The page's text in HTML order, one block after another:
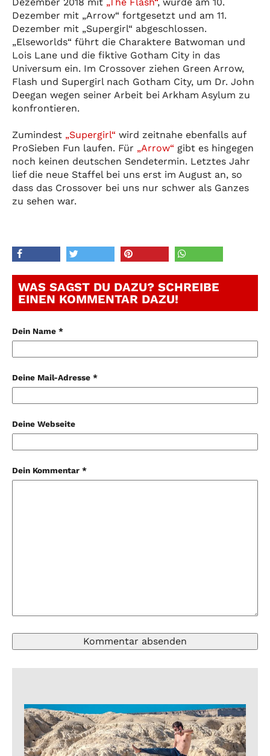
Dezember mit „Arrow“ fortgesetzt und am 11.
Dezember mit „Supergirl“ abgeschlossen.
„Elseworlds“ führt die Charaktere Batwoman und
Lois Lane und die fiktive Gotham City in das
Universum ein. Im Crossover ziehen Green Arrow,
Flash und Supergirl nach Gotham City, um Dr. John
Deegan wegen seiner Arbeit bei Arkham Asylum zu
konfrontieren.
Zumindest „Supergirl“ wird zeitnahe ebenfalls auf
ProSieben Fun laufen. Für „Arrow“ gibt es hingegen
noch keinen deutschen Sendetermin. Letztes Jahr
lief die neue Staffel bei uns erst im August an, so
dass das Crossover bei uns nur schwer als Ganzes
zu sehen war.
WAS SAGST DU DAZU? SCHREIBE
EINEN KOMMENTAR DAZU!
Dein Name *
Deine Mail-Adresse *
Deine Webseite
Dein Kommentar *